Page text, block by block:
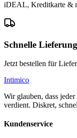
iDEAL, Kreditkarte &
Schnelle Lieferung
Jetzt bestellen für
Intimico
Wir glauben, dass
verdient. Diskret,
Kundenservice